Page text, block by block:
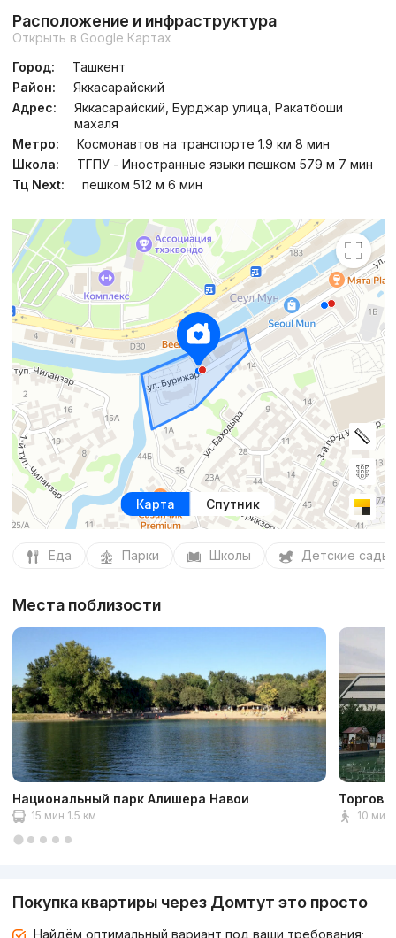
Расположение и инфраструктура
Открыть в Google Картах
Город:
Ташкент
Район:
Яккасарайский
Адрес:
Яккасарайский, Бурджар улица, Ракатбоши
махаля
Метро:
Космонавтов на транспорте 1.9 км 8 мин
Школа:
ТГПУ - Иностранные языки пешком 579 м 7 мин
Тц Next:
пешком 512 м 6 мин
Карта Спутник
Еда Парки Школы Детские сады
Места поблизости
Национальный парк Алишера Навои
15 мин 1.5 км 10 мин
Покупка квартиры через Домтут это просто
Найдём оптимальный вариант под ваши требования;